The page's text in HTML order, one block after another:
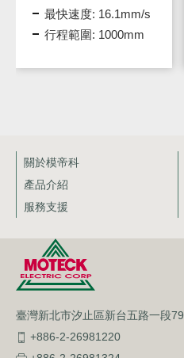
最多驅動1推桿
適用於操作桌子升降
關於模帝科
產品介紹
服務支援
臺灣新北市汐止區新台五路一段
+886-2-26981220